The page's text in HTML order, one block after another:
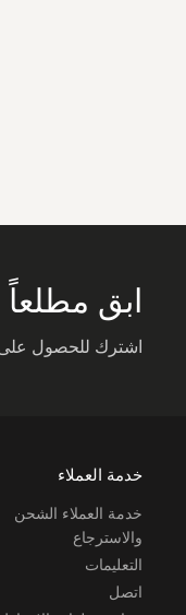
ابق مطلعاً
اشترك للحصول
خدمة العملاء
خدمة العملاء الشحن
والاسترجاع
التعليمات
اتصل